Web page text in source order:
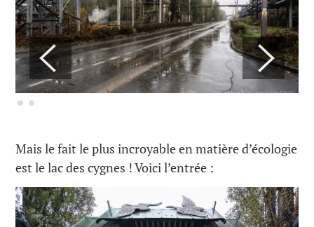
Mais le fait le plus incroyable en matière d’écologie
est le lac des cygnes ! Voici l’entrée :